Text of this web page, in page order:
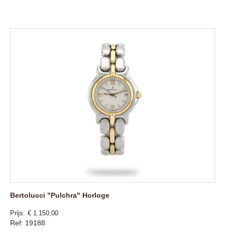
Bertolucci "Pulchra" Horloge
Prijs € 1.150,00
Ref: 19188